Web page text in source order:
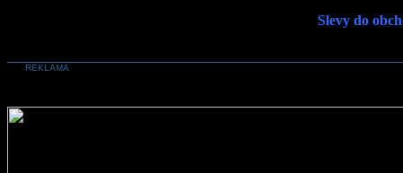
Slevy do
REKLAMA